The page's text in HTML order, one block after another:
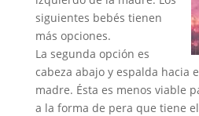
siguientes bebés tienen
más opciones.
La segunda opción es
cabeza abajo y espalda hacia
madre. Ésta es menos viable
a la forma de pera que tiene